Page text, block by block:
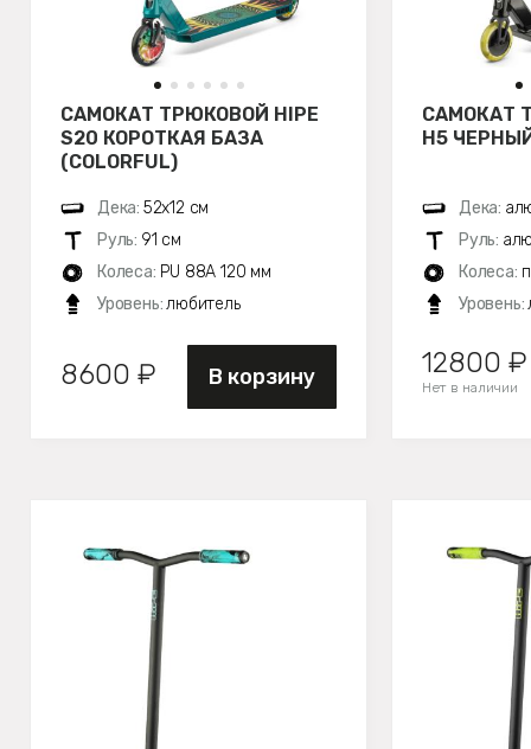
САМОКАТ ТРЮКОВОЙ HIPE
S20 КОРОТКАЯ БАЗА
(COLORFUL)
Дека: 52х12 см
Руль: 91 см
Колеса: PU 88A 120 мм
Уровень:любитель
8600 ₽ В корзину
САМОКАТ
H5
Дека:
Руль:
Колеса:
Уровень:
12800 ₽
Нет в наличии